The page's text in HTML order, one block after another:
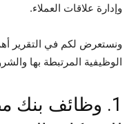
وإدارة علاقات العملاء.
ونستعرض لكم في التقرير
الوظيفية المرتبطة بها
1. وظائف بنك